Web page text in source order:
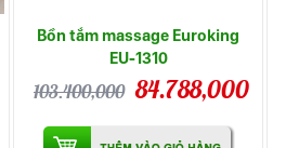
Bồn tắm massage Euroking
EU-1310
103.400,000 84.788,000